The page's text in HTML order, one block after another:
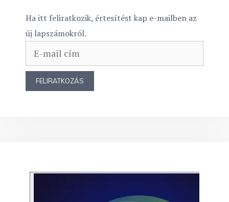
Ha itt feliratkozik, értesítést kap e-mailben az
új lapszámokról.